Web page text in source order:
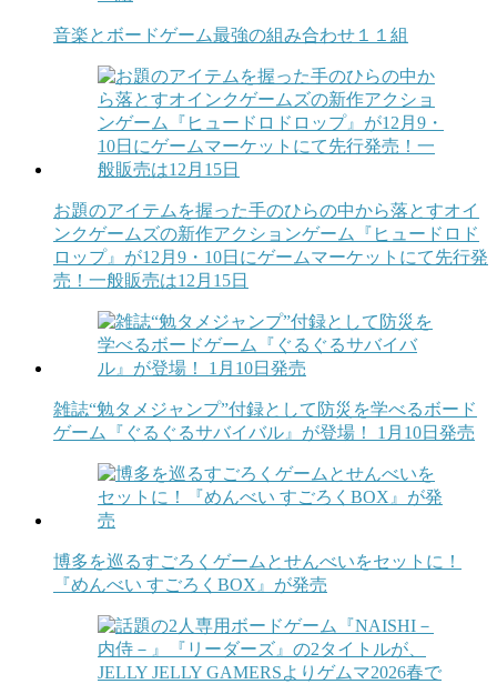
音楽とボードゲーム最強の組み合わせ１１組
お題のアイテムを握った手のひらの中から落とすオイ
ンクゲームズの新作アクションゲーム『ヒュードロド
ロップ』が12月9・10日にゲームマーケットにて先行発
売！一般販売は12月15日
雑誌“勉タメジャンプ”付録として防災を学べるボード
ゲーム『ぐるぐるサバイバル』が登場！ 1月10日発売
博多を巡るすごろくゲームとせんべいをセットに！
『めんべい すごろくBOX』が発売